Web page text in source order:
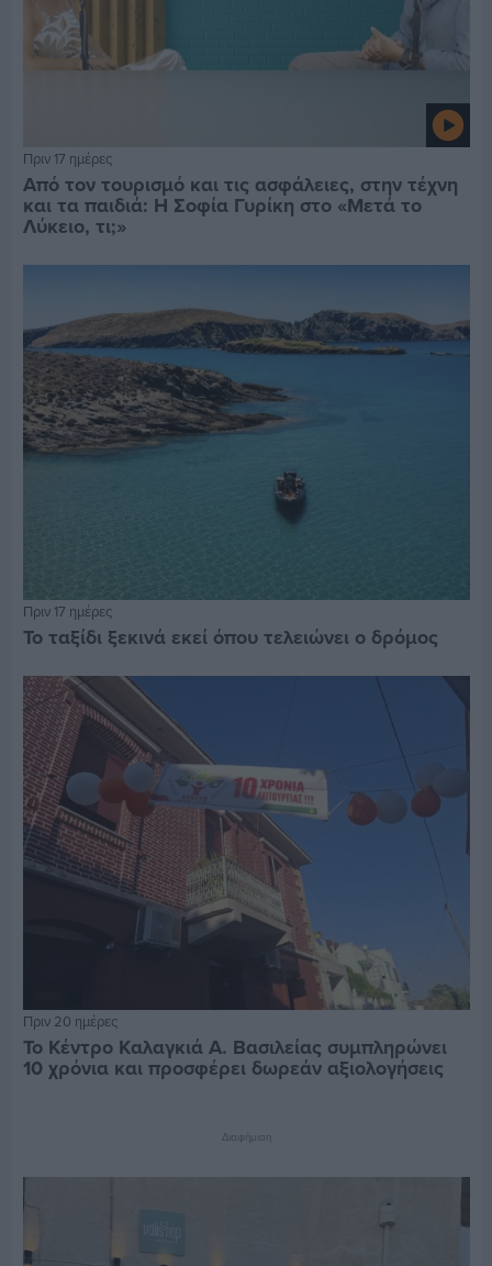
Πριν 17 ημέρες
Από τον τουρισμό και τις ασφάλειες, στην τέχνη
και τα παιδιά: Η Σοφία Γυρίκη στο «Μετά το
Λύκειο, τι;»
Πριν 17 ημέρες
Το ταξίδι ξεκινά εκεί όπου τελειώνει ο δρόμος
Πριν 20 ημέρες
Το Κέντρο Καλαγκιά Α. Βασιλείας συμπληρώνει
10 χρόνια και προσφέρει δωρεάν αξιολογήσεις
Διαφήμιση